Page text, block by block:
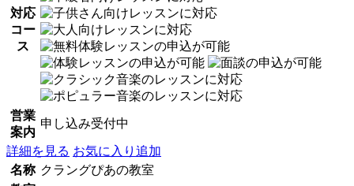
対応
コー
ス
営業
案内
申し込み受付中
詳細を見る お気に入り追加
名称 クラングぴあの教室